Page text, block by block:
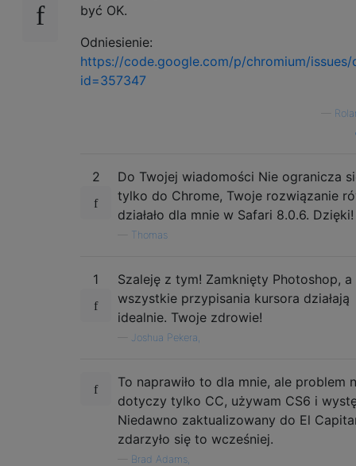
być OK.
Odniesienie:
https://code.google.com/p/chromium/issues/
id=357347
2
Do Twojej wiadomości Nie ogranicza
tylko do Chrome, Twoje rozwiązanie
działało dla mnie w Safari 8.0.6. Dzięki!
Thomas
1
Szaleję z tym! Zamknięty Photoshop,
wszystkie przypisania kursora działają
idealnie. Twoje zdrowie!
Joshua Pekera,
To naprawiło to dla mnie, ale problem
dotyczy tylko CC, używam CS6 i
Niedawno zaktualizowany do El
zdarzyło się to wcześniej.
Brad Adams,